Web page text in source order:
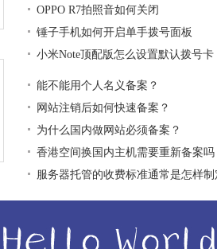
OPPO R7拍照音如何关闭
锤子手机如何开启单手拨号面板
小米Note顶配版怎么设置默认拨号卡
能不能用个人名义备案？
网站注销后如何快速备案？
为什么国内做网站必须备案？
香港空间换国内主机需要重新备案吗
服务器托管的收费标准通常是怎样